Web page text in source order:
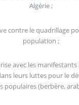
Algérie ;
contre le quadrillage
population ;
avec les manifestants
leurs luttes pour le
populaires (berbère,